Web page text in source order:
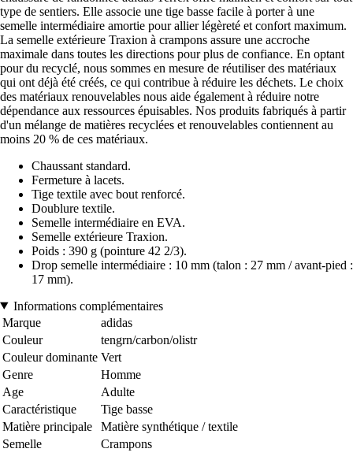
type de sentiers. Elle associe une tige basse facile à porter à une
semelle intermédiaire amortie pour allier légèreté et confort maximum.
La semelle extérieure Traxion à crampons assure une accroche
maximale dans toutes les directions pour plus de confiance. En optant
pour du recyclé, nous sommes en mesure de réutiliser des matériaux
qui ont déjà été créés, ce qui contribue à réduire les déchets. Le choix
des matériaux renouvelables nous aide également à réduire notre
dépendance aux ressources épuisables. Nos produits fabriqués à partir
d'un mélange de matières recyclées et renouvelables contiennent au
moins 20 % de ces matériaux.
Chaussant standard.
Fermeture à lacets.
Tige textile avec bout renforcé.
Doublure textile.
Semelle intermédiaire en EVA.
Semelle extérieure Traxion.
Poids : 390 g (pointure 42 2/3).
Drop semelle intermédiaire : 10 mm (talon : 27 mm / avant-pied :
17 mm).
Informations complémentaires
Marque
adidas
Couleur
tengrn/carbon/olistr
Couleur dominante Vert
Genre
Homme
Age
Adulte
Caractéristique
Tige basse
Matière principale
Matière synthétique / textile
Semelle
Crampons